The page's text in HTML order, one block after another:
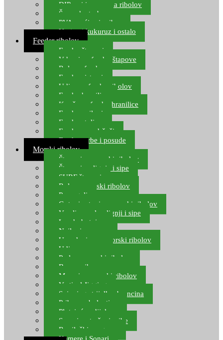
DIP-ovi i arome za ribolov
Šaranske torbe
PVA vrećice i pribor
Umjetni kukuruz i ostalo
Feeder ribolov
Feeder štapovi
Vrhovi za feeder štapove
Role za feeder
Feeder sistemi
Udice za feeder ribolov
Feeder hranilice
Kopče za feeder hranilice
Feeder najloni
Feeder stolice
Feeder arm držači
Feeder torbe i posude
Morski ribolov
Štapovi za morski ribolov
Štapovi za lignje i sipe
SURF štapovi
Role za morski ribolov
Parangali
Gotovi setovi za morski ribolov
Varalice za lov lignji i sipe
Lov hobotnice
Najloni za more
Upredenice za morski ribolov
Udice za more
Perle za morski ribolov
Brum prihrana za more
Mamci za morski ribolov
Vertical Jigging
Spinning strijelke, brancina
Pribor za bolentino
Plutajuća odijela
Sonari za traženje ribe
Ronilački program